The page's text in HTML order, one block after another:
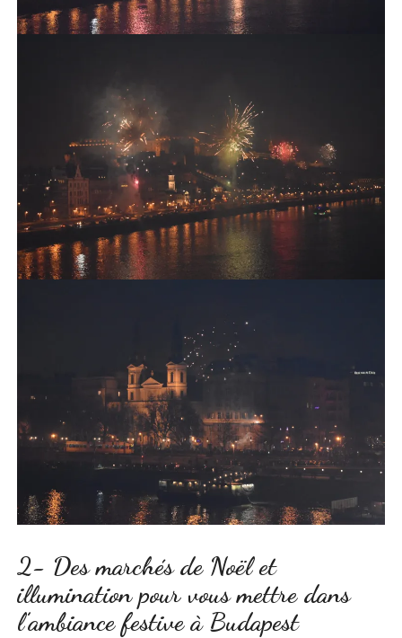
2- Des marchés de Noël et
illumination pour vous mettre dans
l’ambiance festive à Budapest